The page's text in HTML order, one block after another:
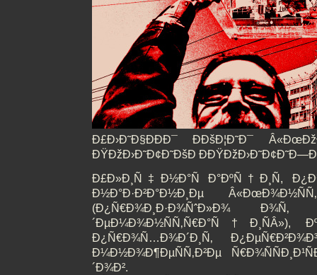
Ð£Ð›Ð˜Ð§ÐÐÐ¯ ÐÐšÐ¦Ð˜Ð¯
ÐŸÐžÐ›Ð˜Ð¢Ð˜ÐšÐ
Ð£Ð»Ð¸Ñ‡Ð½Ð°Ñ Ð°ÐºÑ†Ð¸Ñ,
Ð½Ð°Ð·Ð²Ð°Ð½Ð¸Ðµ
(Ð¿Ñ€Ð¾Ð¸Ð·Ð¾ÑˆÐ»Ð¾ Ð¾Ñ‚
´ÐµÐ¼Ð¾Ð½ÑÑ‚Ñ€Ð°Ñ†Ð¸ÑÂ»),
Ð¿Ñ€Ð¾Ñ…Ð¾Ð´Ð¸Ñ‚
Ð¼Ð½Ð¾Ð¶ÐµÑÑ‚Ð²Ðµ
´Ð¾Ð².